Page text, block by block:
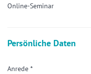
Online-Seminar
Persönliche Daten
Anrede *